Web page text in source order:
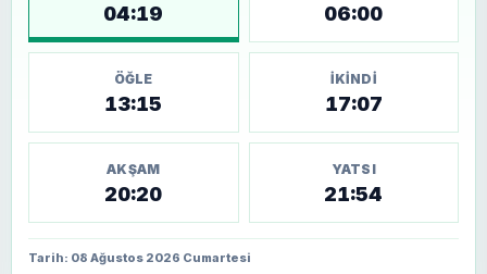
04:19 06:00
ÖĞLE
13:15
İKINDI
17:07
AKŞAM
20:20
YATSI
21:54
Tarih: 08 Ağustos 2026 Cumartesi